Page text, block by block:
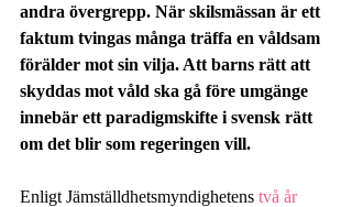
andra övergrepp. När skilsmässan är ett
faktum tvingas många träffa en våldsam
förälder mot sin vilja. Att barns rätt att
skyddas mot våld ska gå före umgänge
innebär ett paradigmskifte i svensk rätt
om det blir som regeringen vill.
Enligt Jämställdhetsmyndighetens två år